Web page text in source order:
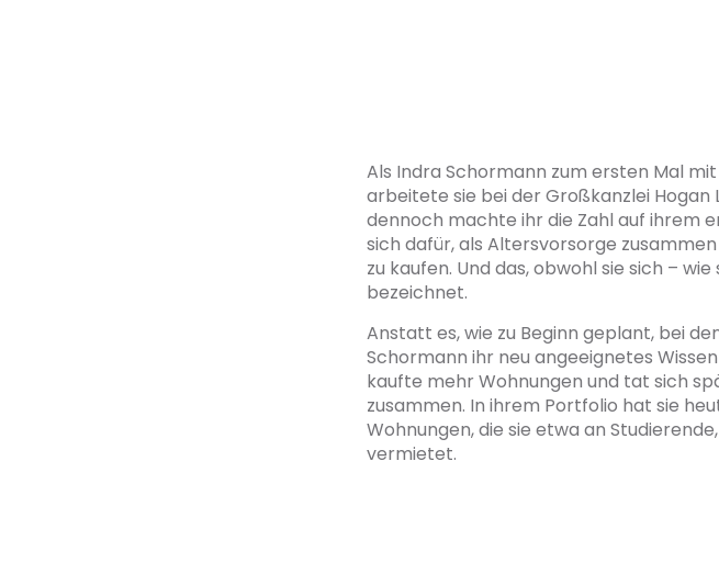
Als Indra Schormann zum ersten Mal
arbeitete sie bei der Großkanzlei Hogan
dennoch machte ihr die Zahl auf ihrem
sich dafür, als Altersvorsorge
zu kaufen. Und das, obwohl sie sich –
bezeichnet.
Anstatt es, wie zu Beginn geplant, bei
Schormann ihr neu angeeignetes
kaufte mehr Wohnungen und tat sich
zusammen. In ihrem Portfolio hat sie
Wohnungen, die sie etwa an
vermietet.